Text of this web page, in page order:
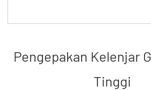
Pengepakan Kelenjar
Tinggi